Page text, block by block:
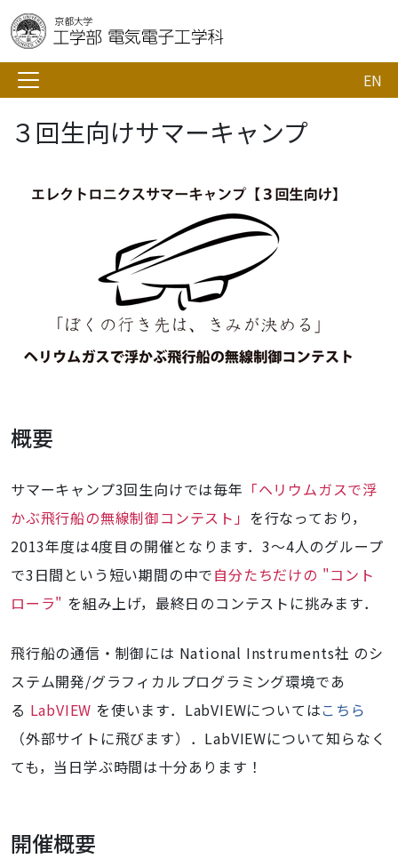
EN
３回生向けサマーキャンプ
概要
サマーキャンプ3回生向けでは毎年 「ヘリウムガスで浮
かぶ飛行船の無線制御コンテスト」 を行なっており，
2013年度は4度目の開催となります．3〜4人のグループ
で3日間という短い期間の中で自分たちだけの "コント
ローラ" を組み上げ，最終日のコンテストに挑みます．
飛行船の通信・制御には National Instruments社 のシ
ステム開発/グラフィカルプログラミング環境であ
る LabVIEW を使います．LabVIEWについてはこちら
（外部サイトに飛びます）．LabVIEWについて知らなく
ても，当日学ぶ時間は十分あります！
開催概要